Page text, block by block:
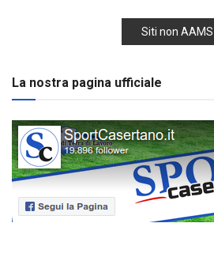
Siti non AAMS
La nostra pagina ufficiale